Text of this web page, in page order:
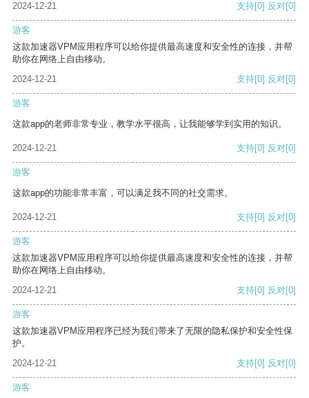
2024-12-21
支持[0] 反对[0]
游客
这款加速器VPM应用程序可以给你提供最高速度和安全性的连接，并帮
助你在网络上自由移动。
2024-12-21
支持[0] 反对[0]
游客
这款app的老师非常专业，教学水平很高，让我能够学到实用的知识。
2024-12-21 支持[0] 反对[0]
游客
这款app的功能非常丰富，可以满足我不同的社交需求。
2024-12-21 支持[0] 反对[0]
游客
这款加速器VPM应用程序可以给你提供最高速度和安全性的连接，并帮
助你在网络上自由移动。
2024-12-21
支持[0] 反对[0]
游客
这款加速器VPM应用程序已经为我们带来了无限的隐私保护和安全性保
护。
2024-12-21
支持[0] 反对[0]
游客